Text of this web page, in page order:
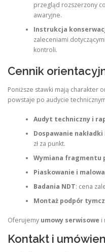
przegląd rozszerzony
awaryjne.
Instrukcja
zaleceniami
kontroli.
Cennik
Poniższe stawki mają charakter
powstaje po audycie
Audyt techniczny i
Dospawanie
zł za punkt.
Wymiana fragmentu
Piaskowanie i
Badania NDT: cena
Montaż podpór
Oferujemy umowy serwisowe i
Kontakt i